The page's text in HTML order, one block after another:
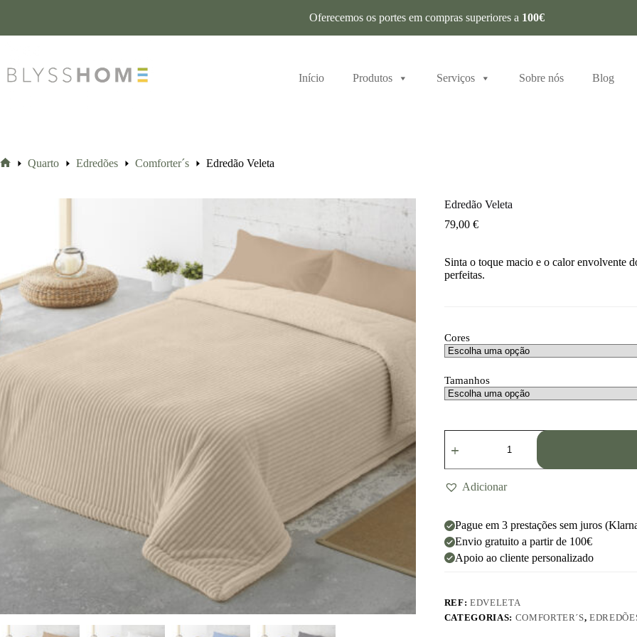
Oferecemos os portes em compras superiores a 100€
Início Produtos Serviços Sobre nós Blog
Quarto Edredões Comforter´s Edredão Veleta
Edredão Veleta
79,00 €
Sinta o toque macio e o calor envolvente
perfeitas.
Cores
Tamanhos
Adicionar
Pague em 3 prestações sem juros
Envio gratuito a partir de 100€
Apoio ao cliente personalizado
REF:EDVELETA
CATEGORIAS: COMFORTER´S,